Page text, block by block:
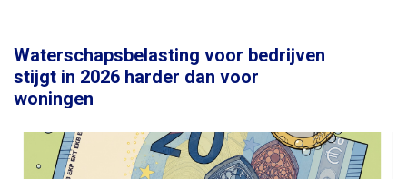
Waterschapsbelasting voor bedrijven
stijgt in 2026 harder dan voor
woningen